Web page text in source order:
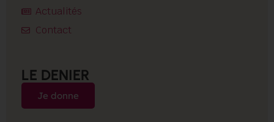
Actualités
Contact
LE DENIER
Je donne